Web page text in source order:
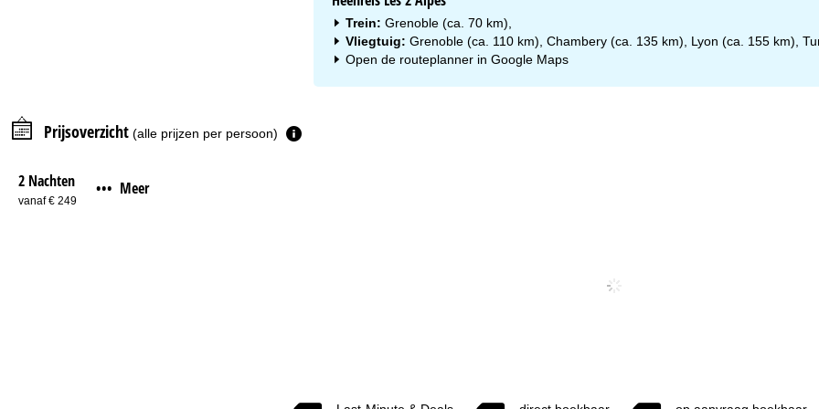
Trein: Grenoble (ca. 70 km),
Vliegtuig: Grenoble (ca. 110 km), Chambery (ca. 135 km), Lyon (ca. 155 km),
Open de routeplanner in Google Maps
Prijsoverzicht (alle prijzen per persoon)
2 Nachten
vanaf € 249
••• Meer